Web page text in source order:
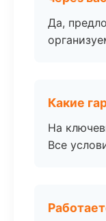
Да,
Какие
На
Все